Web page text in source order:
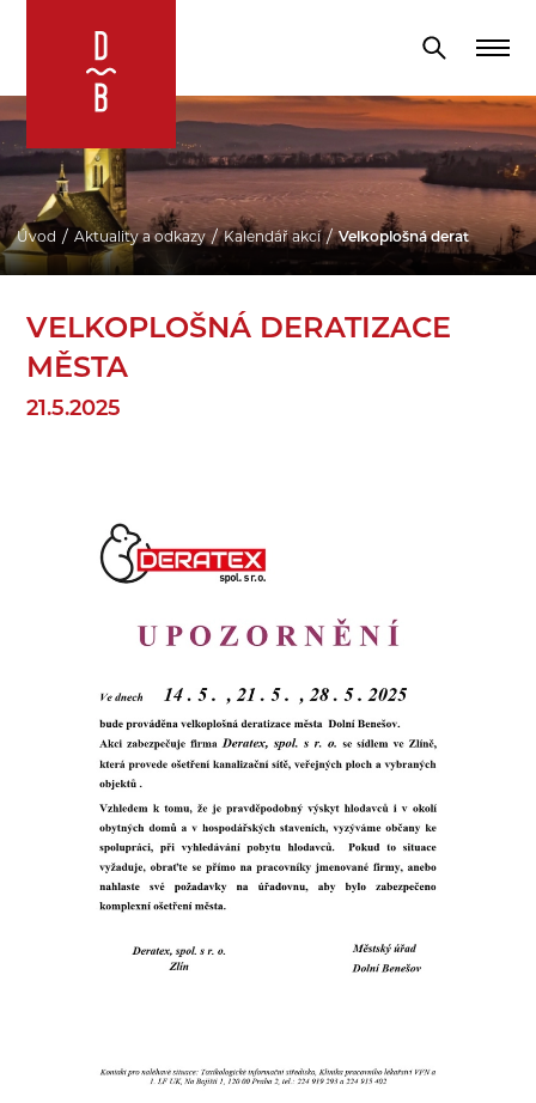
Úvod Aktuality a odkazy Kalendář akcí Velkoplošná deratizace
VELKOPLOŠNÁ DERATIZACE
MĚSTA
21.5.2025